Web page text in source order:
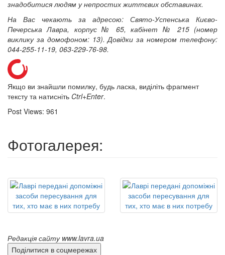
знадобитися людям у непростих життєвих обставинах.
На Вас чекають за адресою: Свято-Успенська Києво-
Печерська Лавра, корпус № 65, кабінет № 215 (номер
виклику за домофоном: 13). Довідки за номером телефону:
044-255-11-19, 063-229-76-98.
Якщо ви знайшли помилку, будь ласка, виділіть фрагмент
тексту та натисніть Ctrl+Enter.
Post Views: 961
Фотогалерея:
Редакція сайту www.lavra.ua
Поділитися в соцмережах